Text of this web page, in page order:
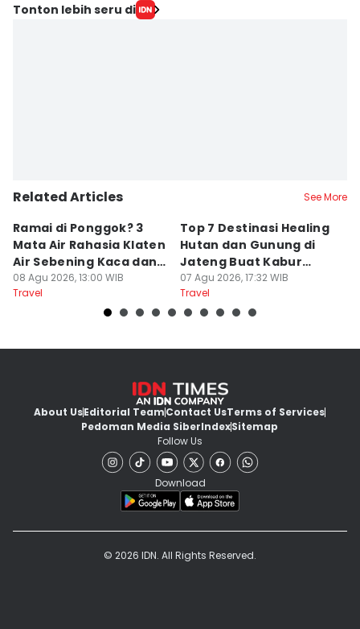
Tonton lebih seru di
Related Articles See More
Ramai di Ponggok? 3
Mata Air Rahasia Klaten
Air Sebening Kaca dan
Masih Sepi
08 Agu 2026, 13:00 WIB
Travel
Top 7 Destinasi Healing
Hutan dan Gunung di
Jateng Buat Kabur
Sejenak, Under Rp200
Ribu
07 Agu 2026, 17:32 WIB
Travel
About UsEditorial TeamContact UsTerms of Services
Pedoman Media SiberIndexSitemap
Follow Us
Download
© 2026 IDN. All Rights Reserved.